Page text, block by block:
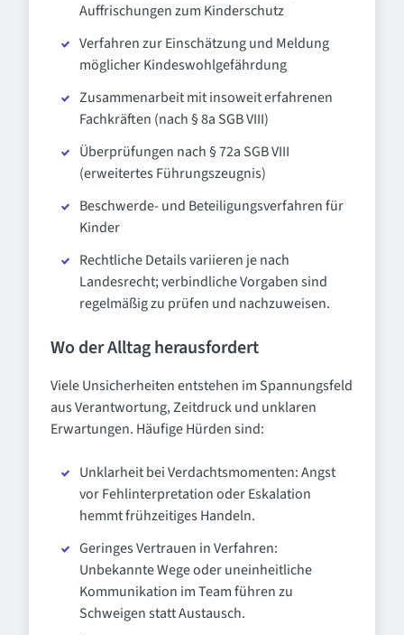
Auffrischungen zum Kinderschutz
Verfahren zur Einschätzung und Meldung
möglicher Kindeswohlgefährdung
Zusammenarbeit mit insoweit erfahrenen
Fachkräften (nach § 8a SGB VIII)
Überprüfungen nach § 72a SGB VIII
(erweitertes Führungszeugnis)
Beschwerde- und Beteiligungsverfahren für
Kinder
Rechtliche Details variieren je nach
Landesrecht; verbindliche Vorgaben sind
regelmäßig zu prüfen und nachzuweisen.
Wo der Alltag herausfordert
Viele Unsicherheiten entstehen im Spannungsfeld
aus Verantwortung, Zeitdruck und unklaren
Erwartungen. Häufige Hürden sind:
Unklarheit bei Verdachtsmomenten: Angst
vor Fehlinterpretation oder Eskalation
hemmt frühzeitiges Handeln.
Geringes Vertrauen in Verfahren:
Unbekannte Wege oder uneinheitliche
Kommunikation im Team führen zu
Schweigen statt Austausch.